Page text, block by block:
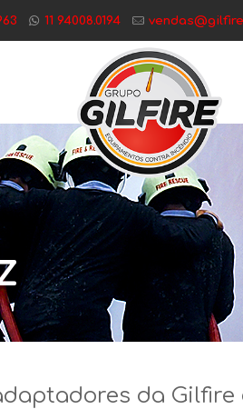
11 94008.0194
da